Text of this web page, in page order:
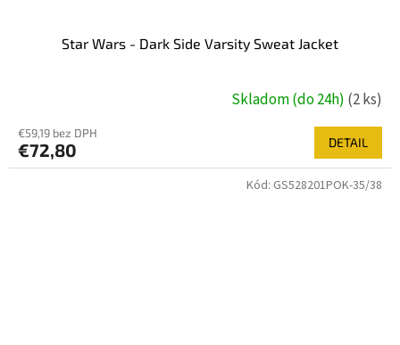
Star Wars - Dark Side Varsity Sweat Jacket
Skladom (do 24h) (2 ks)
€59,19 bez DPH
€72,80 DETAIL
Kód: GS528201POK-35/38